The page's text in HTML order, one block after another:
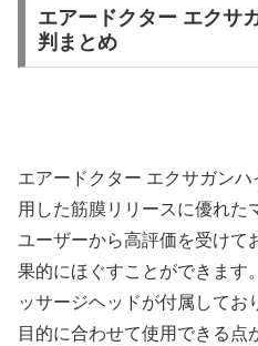
エアードクター エクサ
判まとめ
エアードクター エクサガン
用した筋膜リリースに優れた
ユーザーから高評価を受けて
果的にほぐすことができます
ッサージヘッドが付属してお
目的に合わせて使用できる点